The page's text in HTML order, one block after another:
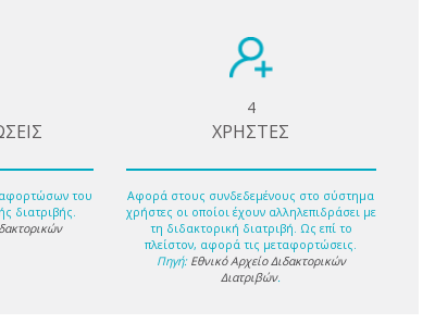
του
διατριβής.
4
ΧΡΗΣΤΕΣ
Αφορά στους συνδεδεμένους στο σύστημα
χρήστες οι οποίοι έχουν αλληλεπιδράσει με
τη διδακτορική διατριβή. Ως επί το
πλείστον, αφορά τις μεταφορτώσεις.
Πηγή: Εθνικό Αρχείο Διδακτορικών
Διατριβών.